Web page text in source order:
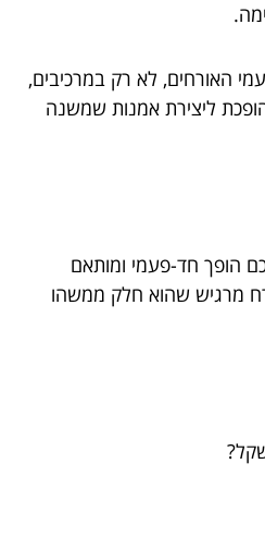
האורחים, לא רק במרכיבים,
ליצירת אמנות שמשנה
הופך חד-פעמי ומותאם
מרגיש שהוא חלק ממשהו